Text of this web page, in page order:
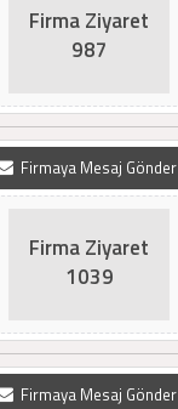
Firma Ziyaret
987
Firmaya Mesaj Gönder
Firma Ziyaret
1039
Firmaya Mesaj Gönder